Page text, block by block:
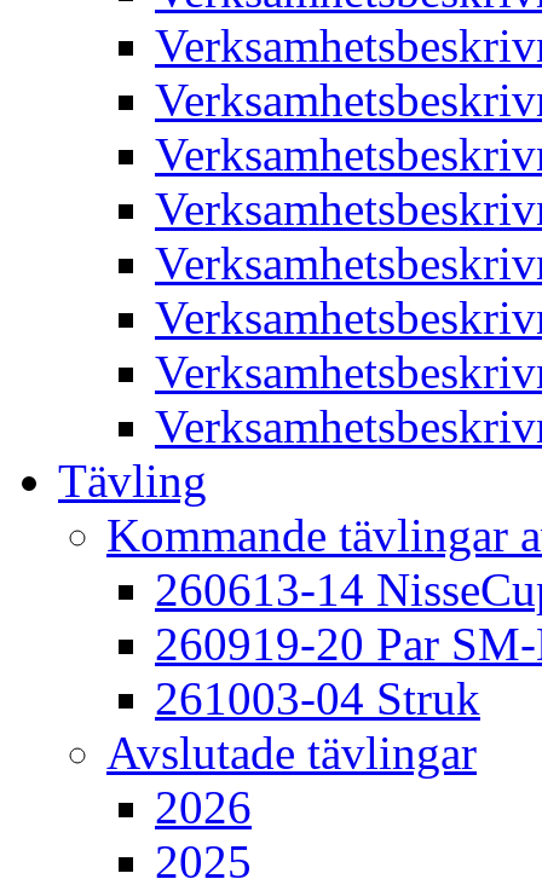
Tävling
Kommande tävlingar
260613-14
260919-20 Par
261003-04 Struk
Avslutade tävlingar
2026
2025